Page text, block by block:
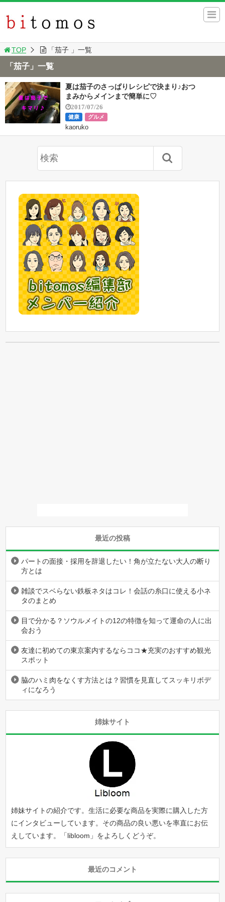
TOP 「茄子 」一覧
「茄子」一覧
夏は茄子のさっぱりレシピで決まり♪おつ
まみからメインまで簡単に♡
2017/07/26
健康 グルメ
kaoruko
最近の投稿
パートの面接・採用を辞退したい！角が立たない大人の断り
方とは
雑談でスベらない鉄板ネタはコレ！会話の糸口に使える小ネ
タのまとめ
目で分かる？ソウルメイトの12の特徴を知って運命の人に出
会おう
友達に初めての東京案内するならココ★充実のおすすめ観光
スポット
脇のハミ肉をなくす方法とは？習慣を見直してスッキリボデ
ィになろう
姉妹サイト
姉妹サイトの紹介です。生活に必要な商品を実際に購入した方
にインタビューしています。その商品の良い悪いを率直にお伝
えしています。「libloom 」をよろしくどうぞ。
最近のコメント